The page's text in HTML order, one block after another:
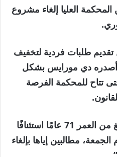
العليا إلغاء مشروع
طلبات فردية لتخفيف
أصدره دي مورايس بشكل
تتاح للمحكمة الفرصة
وقدم محامو بولسونارو البالغ من العمر 71 عامًا استئنافًا
مطالبين إياها بإلغاء